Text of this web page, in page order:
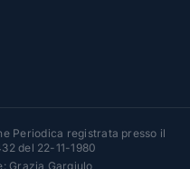
Periodica registrata presso il
del 22-11-1980
Grazia Gargiulo